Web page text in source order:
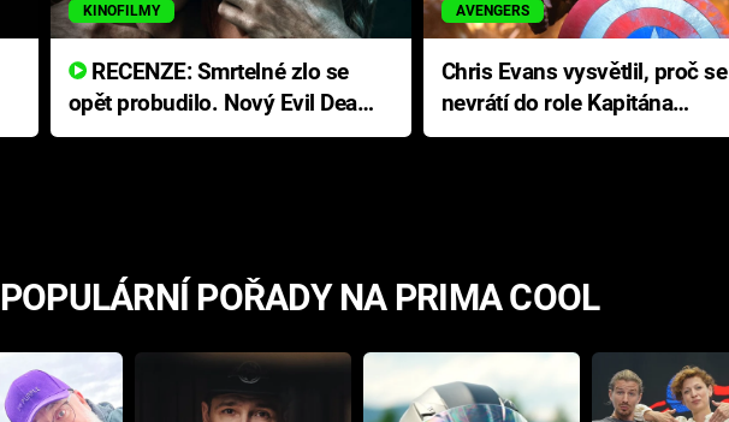
KINOFILMY
RECENZE: Smrtelné zlo se
opět probudilo. Nový Evil Dead
přichází s neodolatelnou
AVENGERS
Chris Evans vysvětlil, proč se
nevrátí do role Kapitána
Ameriky
POPULÁRNÍ POŘADY NA PRIMA COOL